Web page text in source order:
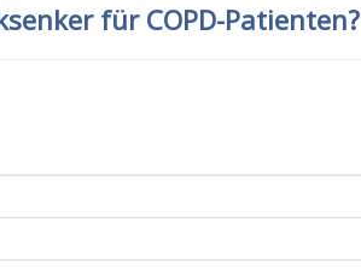
für COPD-Patienten?